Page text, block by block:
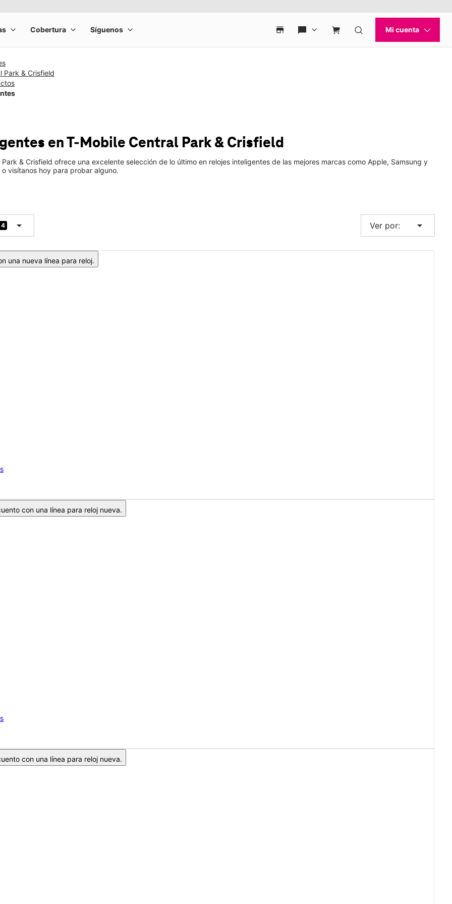
Park & Crisfield
en T-Mobile Central Park & Crisfield
& Crisfield ofrece una excelente selección de lo último en relojes inteligentes de las mejores marcas como Apple, Samsung y
visítanos hoy para probar alguno.
4 arrow_drop_down Ver por: arrow_drop_down
una nueva línea para reloj.
con una línea para reloj nueva.
con una línea para reloj nueva.